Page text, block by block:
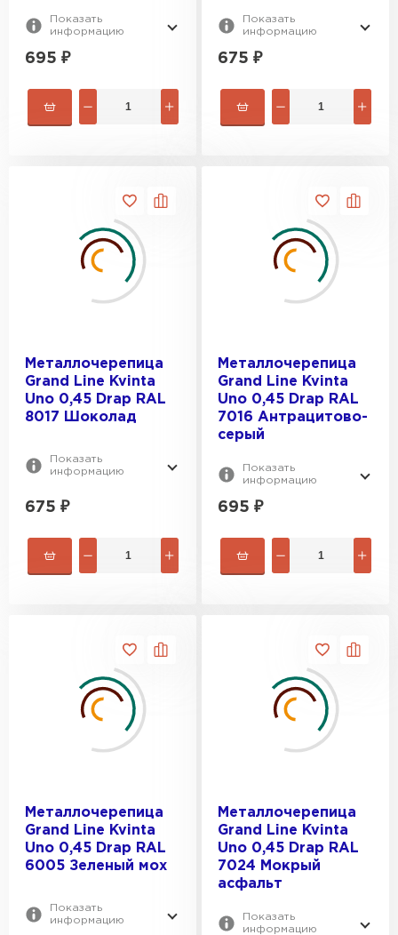
Показать
информацию
695 ₽
Показать
информацию
675 ₽
Металлочерепица
Grand Line Kvinta
Uno 0,45 Drap RAL
8017 Шоколад
Показать
информацию
675 ₽
Металлочерепица
Grand Line Kvinta
Uno 0,45 Drap RAL
7016 Антрацитово-
серый
Показать
информацию
695 ₽
Металлочерепица
Grand Line Kvinta
Uno 0,45 Drap RAL
6005 Зеленый мох
Показать
информацию
Металлочерепица
Grand Line Kvinta
Uno 0,45 Drap RAL
7024 Мокрый
асфальт
Показать
информацию